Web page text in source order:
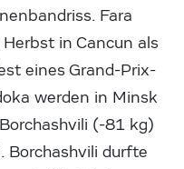
Fara
in Cancun als
eines Grand-Prix-
werden in Minsk
(-81 kg)
Borchashvili durfte